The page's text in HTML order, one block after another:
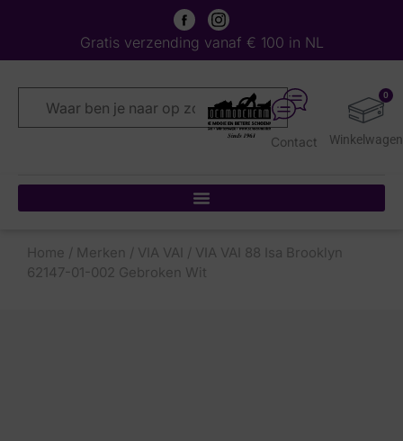
Gratis verzending vanaf € 100 in NL
0
Contact
Home / Merken / VIA VAI / VIA VAI 88 Isa Brooklyn
62147-01-002 Gebroken Wit